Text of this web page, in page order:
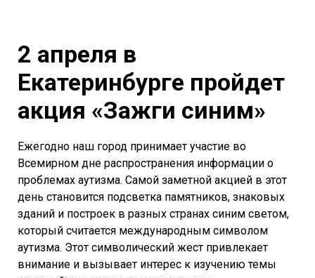
2 апреля в
Екатеринбурге пройдет
акция «Зажги синим»
Ежегодно наш город принимает участие во
Всемирном дне распространения информации о
проблемах аутизма. Самой заметной акцией в этот
день становится подсветка памятников, знаковых
зданий и построек в разных странах синим светом,
который считается международным символом
аутизма. Этот символический жест привлекает
внимание и вызывает интерес к изучению темы